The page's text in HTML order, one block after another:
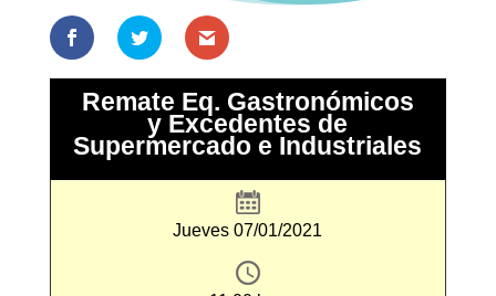
Remate Eq. Gastronómicos
y Excedentes de
Supermercado e Industriales
Jueves 07/01/2021